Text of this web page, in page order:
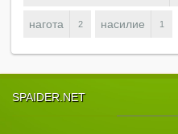
нагота 2 насилие 1
SPAIDER.NET